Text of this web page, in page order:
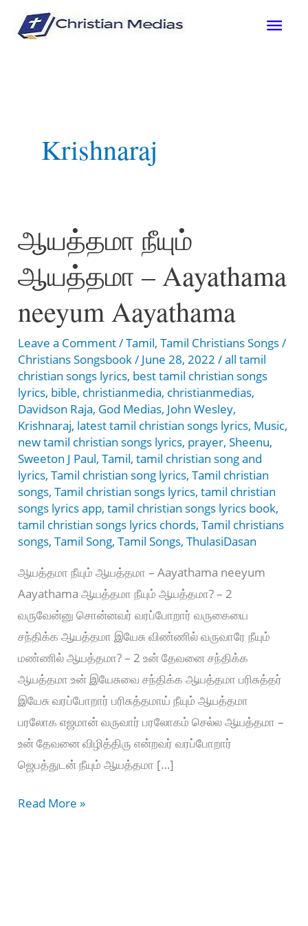
Krishnaraj
ஆயத்தமா நீயும்
ஆயத்தமா – Aayathama
neeyum Aayathama
Leave a Comment/Tamil,Tamil Christians Songs/
Christians Songsbook/ June 28, 2022/all tamil
christian songs lyrics, best tamil christian songs
lyrics, bible, christianmedia, christianmedias,
Davidson Raja, God Medias, John Wesley,
Krishnaraj, latest tamil christian songs lyrics, Music,
new tamil christian songs lyrics, prayer,Sheenu,
Sweeton J Paul,Tamil,tamil christian song and
lyrics,Tamil christian song lyrics,Tamil christian
songs,Tamil christian songs lyrics,tamil christian
songs lyrics app,tamil christian songs lyrics book,
tamil christian songs lyrics chords,Tamil christians
songs,Tamil Song,Tamil Songs,ThulasiDasan
ஆயத்தமா நீயும் ஆயத்தமா – Aayathama neeyum
Aayathama ஆயத்தமா நீயும் ஆயத்தமா? – 2
வருவேன்னு சொன்னவர் வரப்போறார் வருகையை
சந்திக்க ஆயத்தமா இயேசு விண்ணில் வருவாரே நீயும்
மண்ணில் ஆயத்தமா? – 2 உன் தேவனை சந்திக்க
ஆயத்தமா உன் இயேசுவை சந்திக்க ஆயத்தமா பரிசுத்தர்
இயேசு வரப்போறார் பரிசுத்தமாய் நீயும் ஆயத்தமா
பரலோக எஜமான் வருவார் பரலோகம் செல்ல ஆயத்தமா –
உன் தேவனை விழித்திரு என்றவர் வரப்போறார்
ஜெபத்துடன் நீயும் ஆயத்தமா […]
ஆயத்தமா
Read More »